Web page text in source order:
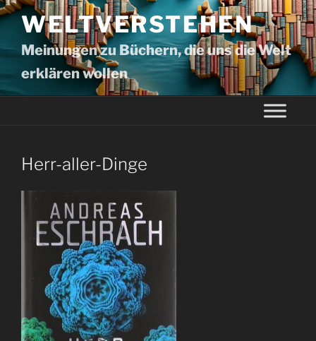
WELTVERSTEHEN
Meinungen zu Büchern, die uns die Welt
erklären wollen
Herr-aller-Dinge